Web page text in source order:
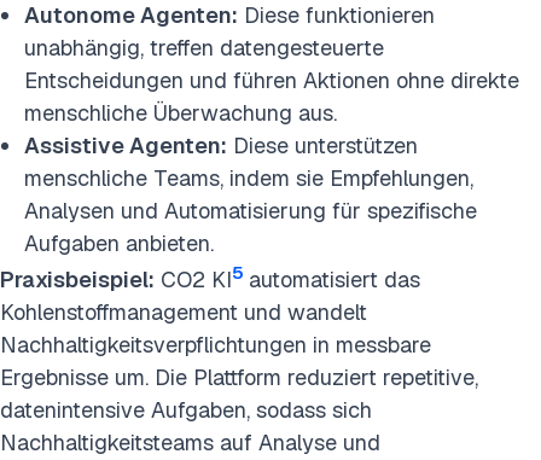
Autonome Agenten: Diese funktionieren
unabhängig, treffen datengesteuerte
Entscheidungen und führen Aktionen ohne direkte
menschliche Überwachung aus.
Assistive Agenten: Diese unterstützen
menschliche Teams, indem sie Empfehlungen,
Analysen und Automatisierung für spezifische
Aufgaben anbieten.
Praxisbeispiel: CO2 KI5 automatisiert das
Kohlenstoffmanagement und wandelt
Nachhaltigkeitsverpflichtungen in messbare
Ergebnisse um. Die Plattform reduziert repetitive,
datenintensive Aufgaben, sodass sich
Nachhaltigkeitsteams auf Analyse und